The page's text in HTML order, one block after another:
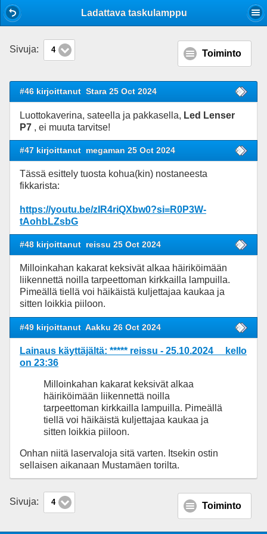
Ladattava taskulamppu
Sivuja: 4 Toiminto
#46 kirjoittanut Stara 25 Oct 2024
Luottokaverina, sateella ja pakkasella, Led Lenser
P7 , ei muuta tarvitse!
#47 kirjoittanut megaman 25 Oct 2024
Tässä esittely tuosta kohua(kin) nostaneesta
fikkarista:
https://youtu.be/zIR4riQXbw0?si=R0P3W-
tAohbLZsbG
#48 kirjoittanut reissu 25 Oct 2024
Milloinkahan kakarat keksivät alkaa häiriköimään
liikennettä noilla tarpeettoman kirkkailla lampuilla.
Pimeällä tiellä voi häikäistä kuljettajaa kaukaa ja
sitten loikkia piiloon.
#49 kirjoittanut Aakku 26 Oct 2024
Lainaus käyttäjältä: ***** reissu - 25.10.2024 kello
on 23:36
Milloinkahan kakarat keksivät alkaa
häiriköimään liikennettä noilla
tarpeettoman kirkkailla lampuilla. Pimeällä
tiellä voi häikäistä kuljettajaa kaukaa ja
sitten loikkia piiloon.
Onhan niitä laservaloja sitä varten. Itsekin ostin
sellaisen aikanaan Mustamäen torilta.
Sivuja: 4 Toiminto